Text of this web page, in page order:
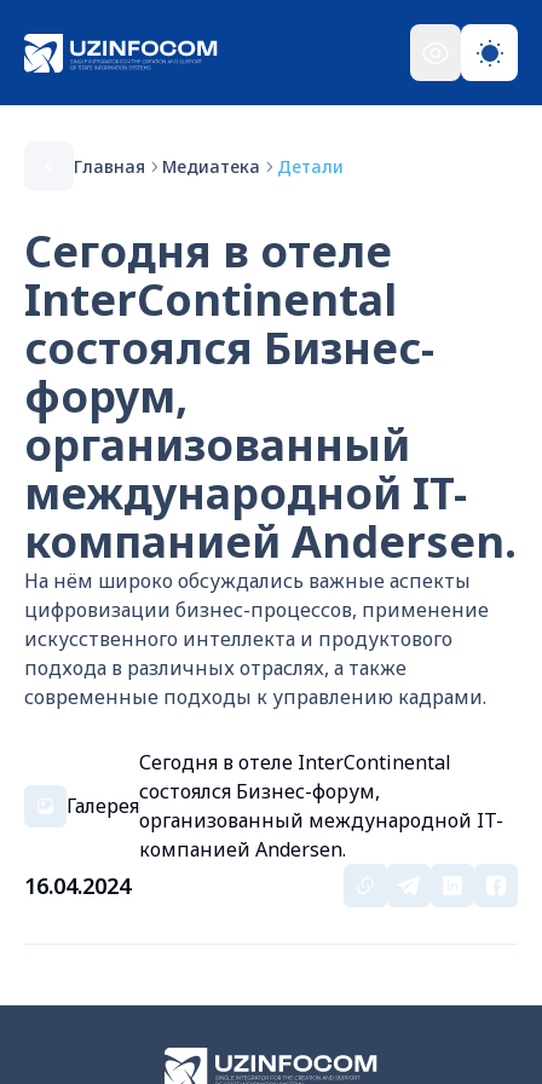
Главная Медиатека Детали
Сегодня в отеле
InterContinental
состоялся Бизнес-
форум,
организованный
международной IT-
компанией Andersen.
На нём широко обсуждались важные аспекты
цифровизации бизнес-процессов, применение
искусственного интеллекта и продуктового
подхода в различных отраслях, а также
современные подходы к управлению кадрами.
Галерея
Сегодня в отеле InterContinental
состоялся Бизнес-форум,
организованный международной IT-
компанией Andersen.
16.04.2024